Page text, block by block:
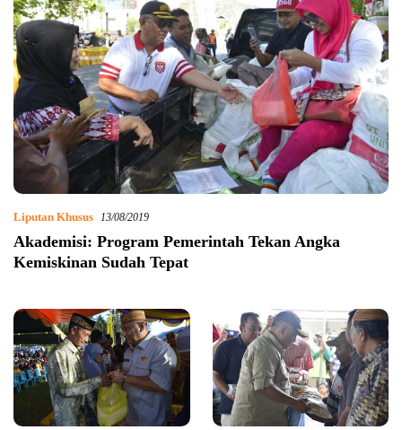
Liputan Khusus 13/08/2019
Akademisi: Program Pemerintah Tekan Angka
Kemiskinan Sudah Tepat